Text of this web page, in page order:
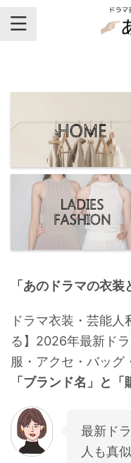
気にな
ゃれな
チェッ
【よく検索されて
・広瀬すず
・川口春奈
・石原さとみ
・ 広瀬アリス
・松本若菜
・永野芽郁
・波瑠
・ 奈緒
「あのドラマの衣
ドラマ衣装・芸能
る】2026年最新ド
服・アクセ・バッグ
「ブランド名」と「
最新ド
人も真